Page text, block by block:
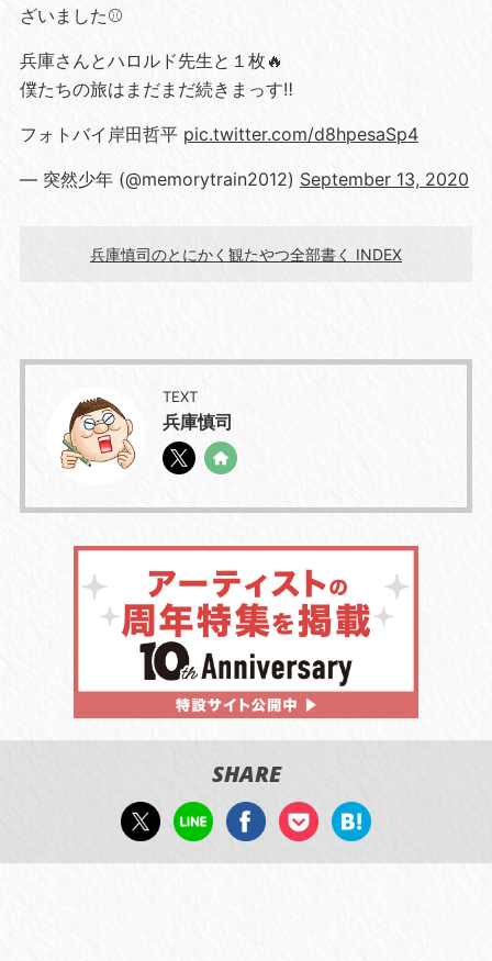
ざいました⚾️
兵庫さんとハロルド先生と１枚🔥
僕たちの旅はまだまだ続きまっす‼️
フォトバイ岸田哲平 pic.twitter.com/d8hpesaSp4
— 突然少年 (@memorytrain2012) September 13, 2020
兵庫慎司のとにかく観たやつ全部書く INDEX
TEXT
兵庫慎司
SHARE